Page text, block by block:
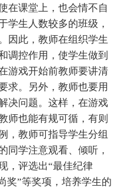
在课堂上，也会情不自
学生人数较多的班级，
因此，教师在组织学生
调控作用，使学生做到
游戏开始前教师要讲清
求。另外，教师也要用
决问题。这样，在游戏
师也能有规可循，有则
，教师可指导学生分组
同学注意观看、倾听，
，评选出“最佳纪律
奖”等奖项，培养学生的